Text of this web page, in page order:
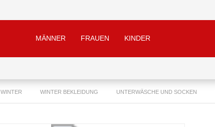
MÄNNER FRAUEN KINDER
WINTER WINTER BEKLEIDUNG UNTERWÄSCHE UND SOCKEN